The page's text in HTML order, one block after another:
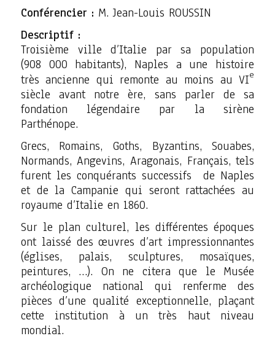
Conférencier : M. Jean-Louis ROUSSIN
Descriptif :
Troisième ville d’Italie par sa population
(908 000 habitants), Naples a une histoire
très ancienne qui remonte au moins au VIe
siècle avant notre ère, sans parler de sa
fondation légendaire par la sirène
Parthénope.
Grecs, Romains, Goths, Byzantins, Souabes,
Normands, Angevins, Aragonais, Français, tels
furent les conquérants successifs de Naples
et de la Campanie qui seront rattachées au
royaume d’Italie en 1860.
Sur le plan culturel, les différentes époques
ont laissé des œuvres d’art impressionnantes
(églises, palais, sculptures, mosaïques,
peintures, …). On ne citera que le Musée
archéologique national qui renferme des
pièces d’une qualité exceptionnelle, plaçant
cette institution à un très haut niveau
mondial.